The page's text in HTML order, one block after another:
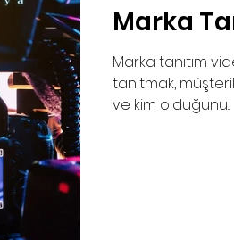
Marka
Marka tanıtım
tanıtmak,
ve kim olduğunu...